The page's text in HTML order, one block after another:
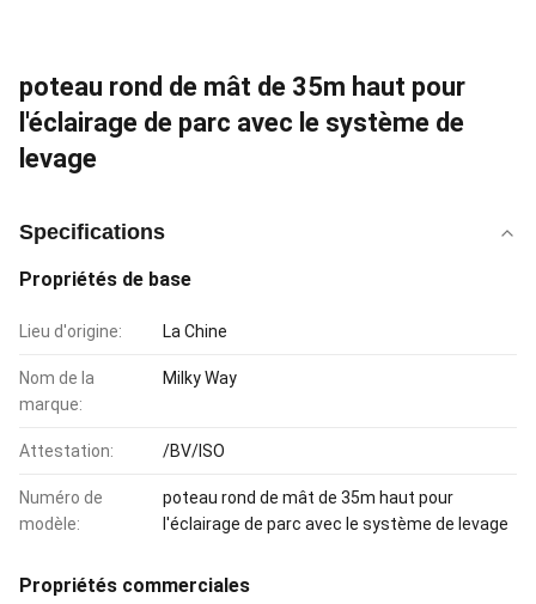
poteau rond de mât de 35m haut pour
l'éclairage de parc avec le système de
levage
Specifications
Propriétés de base
Lieu d'origine: La Chine
Nom de la
marque:
Milky Way
Attestation: /BV/ISO
Numéro de
modèle:
poteau rond de mât de 35m haut pour
l'éclairage de parc avec le système de levage
Propriétés commerciales